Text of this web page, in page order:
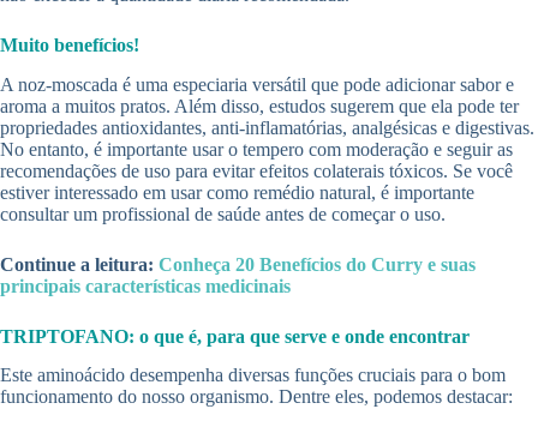
Muito benefícios!
A noz-moscada é uma especiaria versátil que pode adicionar sabor e
aroma a muitos pratos. Além disso, estudos sugerem que ela pode ter
propriedades antioxidantes, anti-inflamatórias, analgésicas e digestivas.
No entanto, é importante usar o tempero com moderação e seguir as
recomendações de uso para evitar efeitos colaterais tóxicos. Se você
estiver interessado em usar como remédio natural, é importante
consultar um profissional de saúde antes de começar o uso.
Continue a leitura: Conheça 20 Benefícios do Curry e suas
principais características medicinais
TRIPTOFANO: o que é, para que serve e onde encontrar
Este aminoácido desempenha diversas funções cruciais para o bom
funcionamento do nosso organismo. Dentre eles, podemos destacar: